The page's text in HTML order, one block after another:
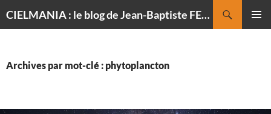
CIELMANIA : le blog de Jean-Baptiste FELDMANN, photographe du ciel
Archives par mot-clé : phytoplancton